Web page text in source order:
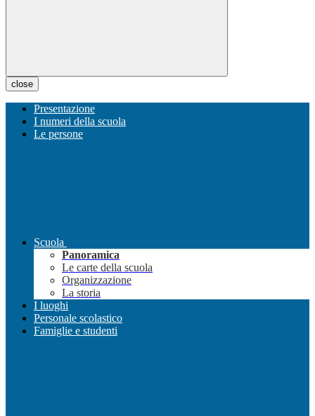
close
Presentazione
I numeri della scuola
Le persone
Scuola
Panoramica
Le carte della scuola
Organizzazione
La storia
I luoghi
Personale scolastico
Famiglie e studenti